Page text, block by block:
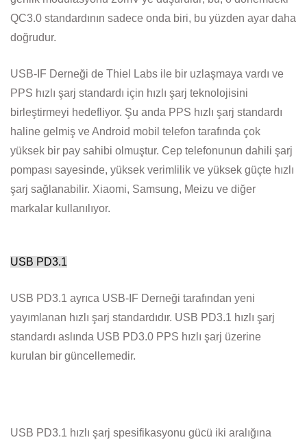
QC3.0 standardının sadece onda biri, bu yüzden ayar daha
doğrudur.
USB-IF Derneği de Thiel Labs ile bir uzlaşmaya vardı ve
PPS hızlı şarj standardı için hızlı şarj teknolojisini
birleştirmeyi hedefliyor. Şu anda PPS hızlı şarj standardı
haline gelmiş ve Android mobil telefon tarafında çok
yüksek bir pay sahibi olmuştur. Cep telefonunun dahili şarj
pompası sayesinde, yüksek verimlilik ve yüksek güçte hızlı
şarj sağlanabilir. Xiaomi, Samsung, Meizu ve diğer
markalar kullanılıyor.
USB PD3.1
USB PD3.1 ayrıca USB-IF Derneği tarafından yeni
yayımlanan hızlı şarj standardıdır. USB PD3.1 hızlı şarj
standardı aslında USB PD3.0 PPS hızlı şarj üzerine
kurulan bir güncellemedir.
USB PD3.1 hızlı şarj spesifikasyonu gücü iki aralığına